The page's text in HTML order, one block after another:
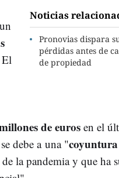
Noticias
Pronovias dispara
pérdidas antes de
de propiedad
de euros en el
debe a una "coyuntura
la pandemia y que ha